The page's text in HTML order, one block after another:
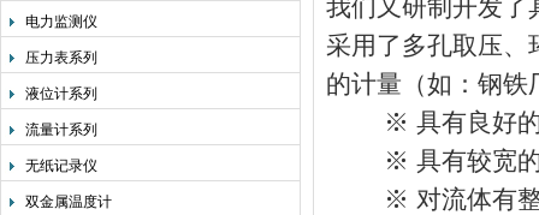
电力监测仪
压力表系列
液位计系列
流量计系列
无纸记录仪
双金属温度计
我们又研制开发
采用了多孔取压、
的计量（如：钢铁
※ 具有良好的准
※ 具有较宽的
※ 对流体有整流